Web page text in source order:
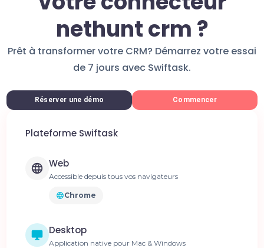
nethunt crm ?
Prêt à transformer votre CRM? Démarrez votre essai
de 7 jours avec Swiftask.
Réserver une démo Commencer
Plateforme Swiftask
Web
Accessible depuis tous vos navigateurs
Chrome
Desktop
Application native pour Mac & Windows